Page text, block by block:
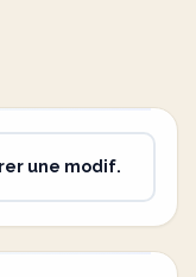
une modif.